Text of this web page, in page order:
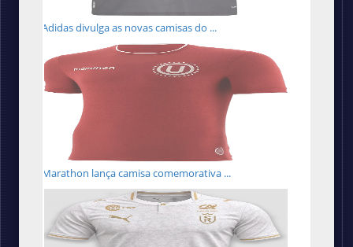
Adidas divulga as novas camisas do ...
Marathon lança camisa comemorativa ...